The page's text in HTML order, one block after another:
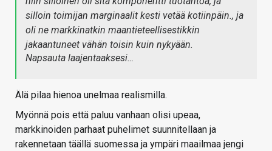
silloin toimijan marginaalit kesti vetää kotiinpäin., ja
oli ne markkinatkin maantieteellisestikkin
jakaantuneet vähän toisin kuin nykyään.
Napsauta laajentaaksesi…
Älä pilaa hienoa unelmaa realismilla.
Myönnä pois että paluu vanhaan olisi upeaa,
markkinoiden parhaat puhelimet suunnitellaan ja
rakennetaan täällä suomessa ja ympäri maailmaa jengi